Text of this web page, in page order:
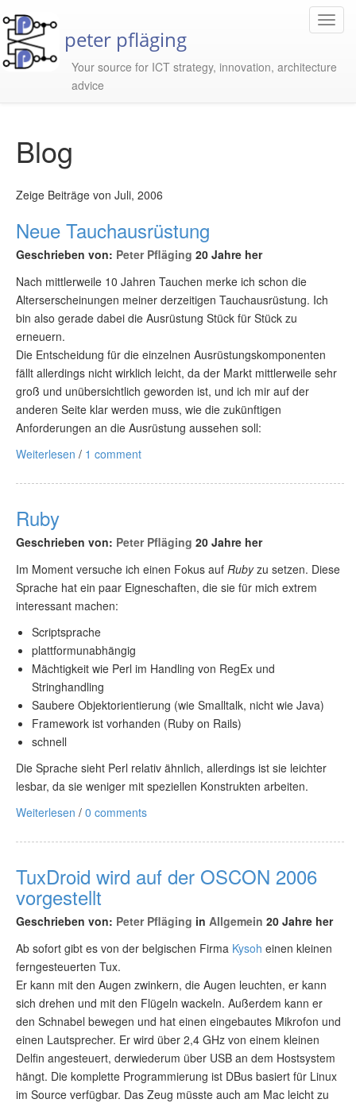
peter pfläging
Your source for ICT strategy, innovation, architecture
advice
Blog
Zeige Beiträge von Juli, 2006
Neue Tauchausrüstung
Geschrieben von: Peter Pfläging 20 Jahre her
Nach mittlerweile 10 Jahren Tauchen merke ich schon die
Alterserscheinungen meiner derzeitigen Tauchausrüstung. Ich
bin also gerade dabei die Ausrüstung Stück für Stück zu
erneuern.
Die Entscheidung für die einzelnen Ausrüstungskomponenten
fällt allerdings nicht wirklich leicht, da der Markt mittlerweile sehr
groß und unübersichtlich geworden ist, und ich mir auf der
anderen Seite klar werden muss, wie die zukünftigen
Anforderungen an die Ausrüstung aussehen soll:
Weiterlesen / 1 comment
Ruby
Geschrieben von: Peter Pfläging 20 Jahre her
Im Moment versuche ich einen Fokus auf Rubyzu setzen. Diese
Sprache hat ein paar Eigneschaften, die sie für mich extrem
interessant machen:
Scriptsprache
plattformunabhängig
Mächtigkeit wie Perl im Handling von RegEx und
Stringhandling
Saubere Objektorientierung (wie Smalltalk, nicht wie Java)
Framework ist vorhanden (Ruby on Rails)
schnell
Die Sprache sieht Perl relativ ähnlich, allerdings ist sie leichter
lesbar, da sie weniger mit speziellen Konstrukten arbeiten.
Weiterlesen / 0 comments
TuxDroid wird auf der OSCON 2006
vorgestellt
Geschrieben von: Peter Pfläging in Allgemein 20 Jahre her
Ab sofort gibt es von der belgischen Firma Kysoh einen kleinen
ferngesteuerten Tux.
Er kann mit den Augen zwinkern, die Augen leuchten, er kann
sich drehen und mit den Flügeln wackeln. Außerdem kann er
den Schnabel bewegen und hat einen eingebautes Mikrofon und
einen Lautsprecher. Er wird über 2,4 GHz von einem kleinen
Delfin angesteuert, derwiederum über USB an dem Hostsystem
hängt. Die komplette Programmierung ist DBus basiert für Linux
im Source verfügbar. Das Zeug müsste auch am Mac leicht zu